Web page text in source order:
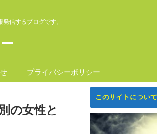
信するブログです。
プライバシーポリシー
の女性と
このサイトについて